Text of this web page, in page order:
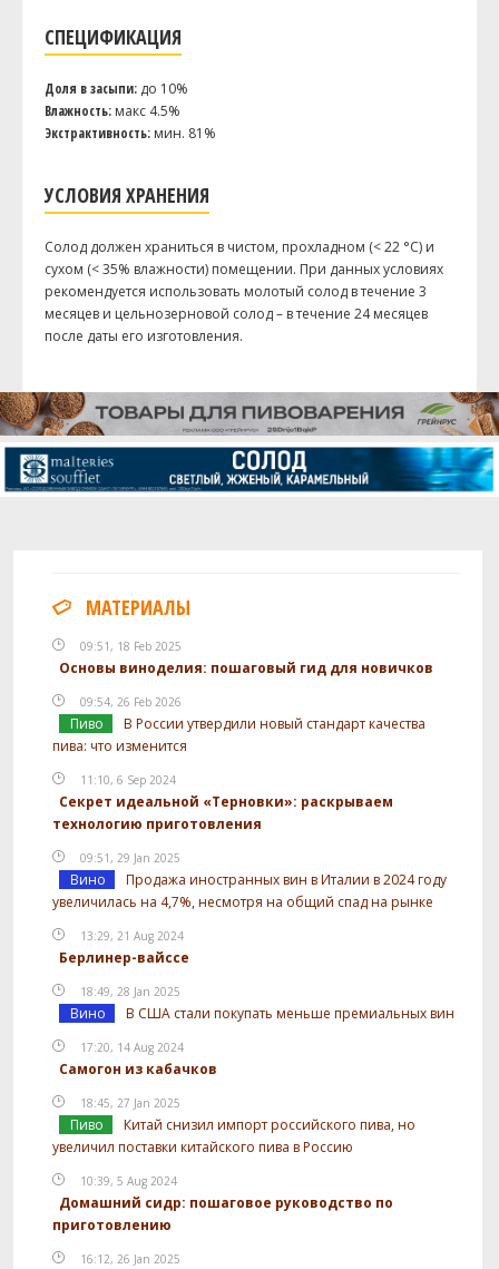
СПЕЦИФИКАЦИЯ
Доля в засыпи: до 10%
Влажность: макс 4.5%
Экстрактивность: мин. 81%
УСЛОВИЯ ХРАНЕНИЯ
Солод должен храниться в чистом, прохладном (< 22 °C) и
сухом (< 35% влажности) помещении. При данных условиях
рекомендуется использовать молотый солод в течение 3
месяцев и цельнозерновой солод – в течение 24 месяцев
после даты его изготовления.
МАТЕРИАЛЫ
09:51, 18 Feb 2025
Основы виноделия: пошаговый гид для новичков
09:54, 26 Feb 2026
Пиво
В России утвердили новый стандарт качества
пива: что изменится
11:10, 6 Sep 2024
Секрет идеальной «Терновки»: раскрываем
технологию приготовления
09:51, 29 Jan 2025
Вино
Продажа иностранных вин в Италии в 2024 году
увеличилась на 4,7%, несмотря на общий спад на рынке
13:29, 21 Aug 2024
Берлинер-вайссе
18:49, 28 Jan 2025
Вино В США стали покупать меньше премиальных вин
17:20, 14 Aug 2024
Самогон из кабачков
18:45, 27 Jan 2025
Пиво
Китай снизил импорт российского пива, но
увеличил поставки китайского пива в Россию
10:39, 5 Aug 2024
Домашний сидр: пошаговое руководство по
приготовлению
16:12, 26 Jan 2025